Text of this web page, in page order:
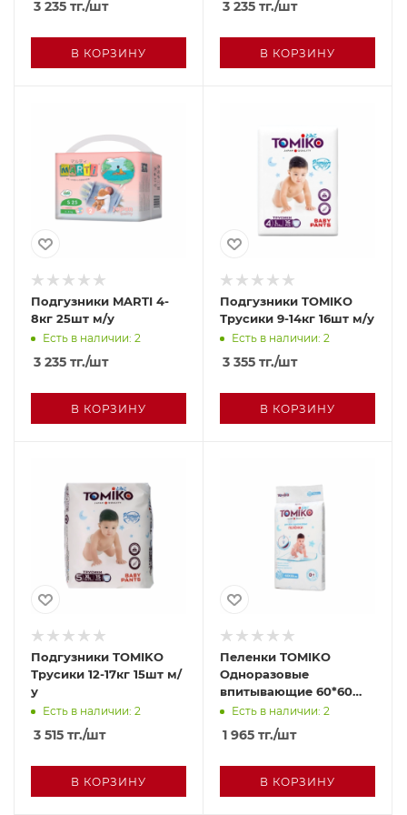
3 235 тг./шт
В КОРЗИНУ
3 235 тг./шт
В КОРЗИНУ
Подгузники MARTI 4-
8кг 25шт м/у
Есть в наличии: 2
3 235 тг./шт
В КОРЗИНУ
Подгузники TOMIKO
Трусики 9-14кг 16шт м/у
Есть в наличии: 2
3 355 тг./шт
В КОРЗИНУ
Подгузники TOMIKO
Трусики 12-17кг 15шт м/
у
Есть в наличии: 2
3 515 тг./шт
В КОРЗИНУ
Пеленки TOMIKO
Одноразовые
впитывающие 60*60
10шт м/у
Есть в наличии: 2
1 965 тг./шт
В КОРЗИНУ